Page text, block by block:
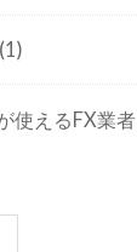
(1)
使えるFX業者